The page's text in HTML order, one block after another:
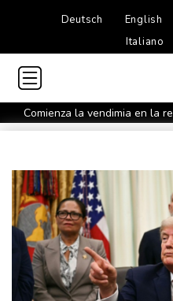
Deutsch English
Italiano
Comienza la vendimia en la
nuevo récord de precocidad
Las dificultades en
cristianos palestinos
Londres rescata del olvido
huido de los nazis
Nocturna y cafetera, la
Costa Rica